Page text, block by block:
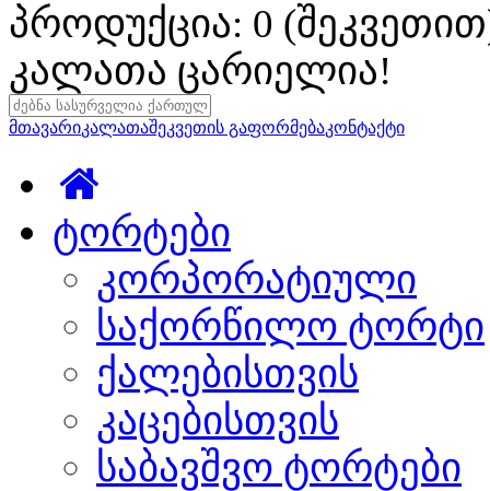
პროდუქცია: 0
კალათა ცარიელია!
მთავარიკალათაშეკვეთის გაფორმებაკონტაქტი
ტორტები
კორპორატიული
საქორწილო ტორტი
ქალებისთვის
კაცებისთვის
საბავშვო ტორტები